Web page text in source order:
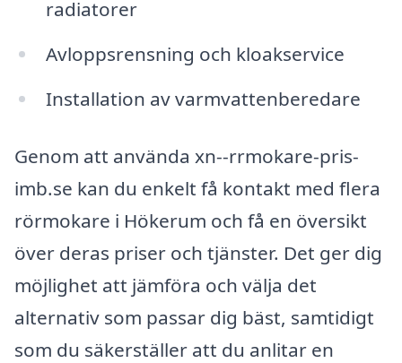
radiatorer
Avloppsrensning och kloakservice
Installation av varmvattenberedare
Genom att använda xn--rrmokare-pris-
imb.se kan du enkelt få kontakt med flera
rörmokare i Hökerum och få en översikt
över deras priser och tjänster. Det ger dig
möjlighet att jämföra och välja det
alternativ som passar dig bäst, samtidigt
som du säkerställer att du anlitar en